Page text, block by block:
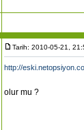
Tarih: 2010-05-21,
http://
olur mu ?